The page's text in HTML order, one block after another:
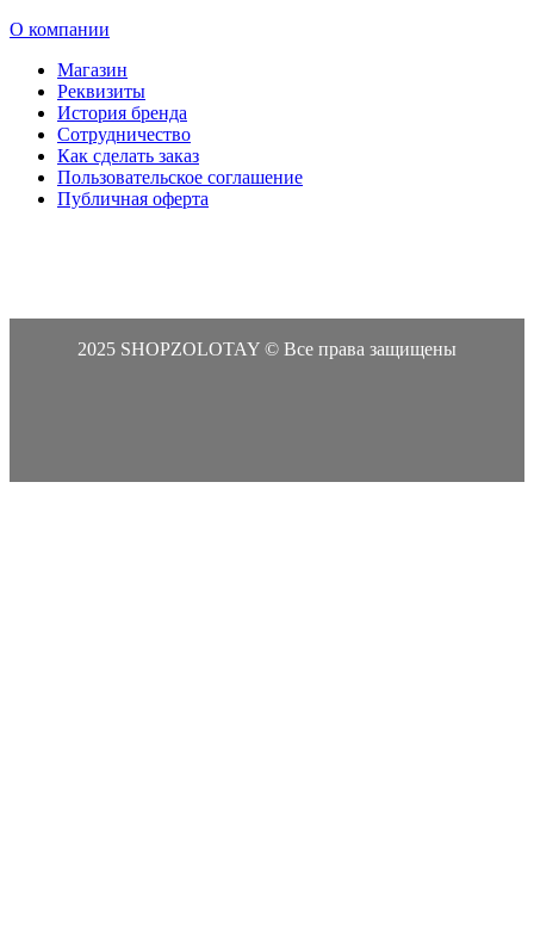
О компании
Магазин
Реквизиты
История бренда
Сотрудничество
Как сделать заказ
Пользовательское соглашение
Публичная оферта
2025 SHOPZOLOTAY © Все права защищены